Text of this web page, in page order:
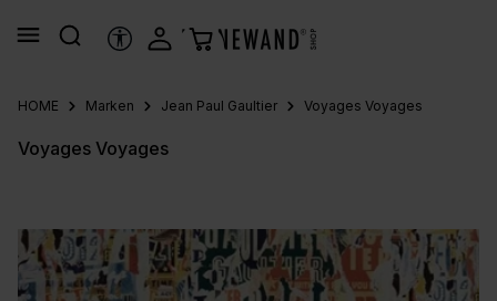
springen
HILFSTOOLS
HOME Marken Jean Paul Gaultier Voyages Voyages
Voyages Voyages